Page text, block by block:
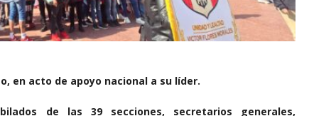
en acto de apoyo nacional a su líder.
de las 39 secciones, secretarios generales,